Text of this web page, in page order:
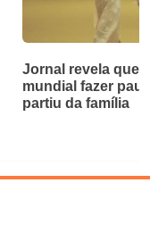
Jornal revela que
mundial fazer
partiu da família